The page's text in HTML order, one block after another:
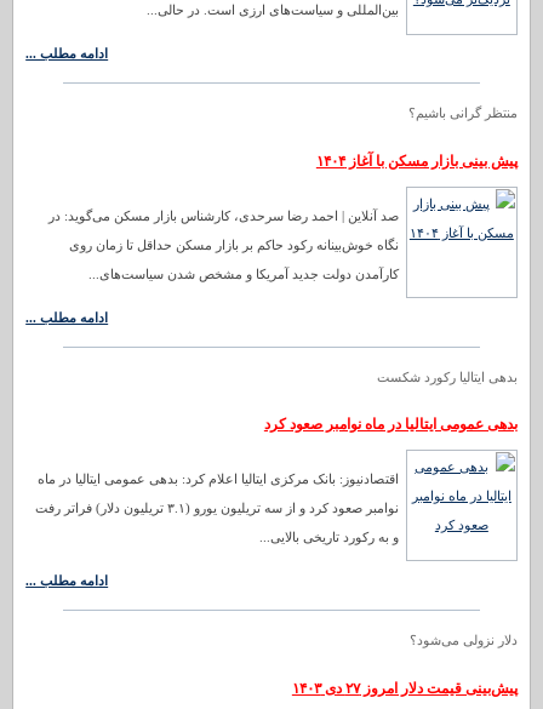
بین‌المللی و سیاست‌های ارزی است. در حالی...
ادامه مطلب ...
منتظر گرانی باشیم؟
پیش بینی بازار مسکن با آغاز ۱۴۰۴
صد آنلاین | احمد رضا سرحدی، کارشناس بازار مسکن می‌گوید: در
نگاه خوش‌بینانه رکود حاکم بر بازار مسکن حداقل تا زمان روی
کارآمدن دولت جدید آمریکا و مشخص شدن سیاست‌های...
ادامه مطلب ...
بدهی ایتالیا رکورد شکست
بدهی عمومی ایتالیا در ماه نوامبر صعود کرد
اقتصادنیوز: بانک مرکزی ایتالیا اعلام کرد: بدهی عمومی ایتالیا در ماه
نوامبر صعود کرد و از سه تریلیون یورو (۳.۱ تریلیون دلار) فراتر رفت
و به رکورد تاریخی بالایی...
ادامه مطلب ...
دلار نزولی می‌شود؟
پیش‌بینی قیمت دلار امروز ۲۷ دی ۱۴۰۳